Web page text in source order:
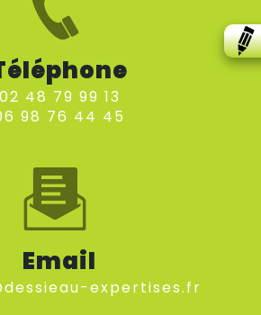
02 48 79 99 13
06 98 76 44 45
Email
expertises.fr